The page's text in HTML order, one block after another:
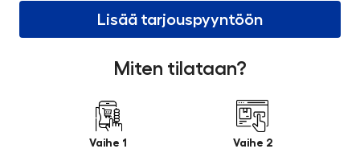
Lisää tarjouspyyntöön
Miten tilataan?
Vaihe 1 Vaihe 2